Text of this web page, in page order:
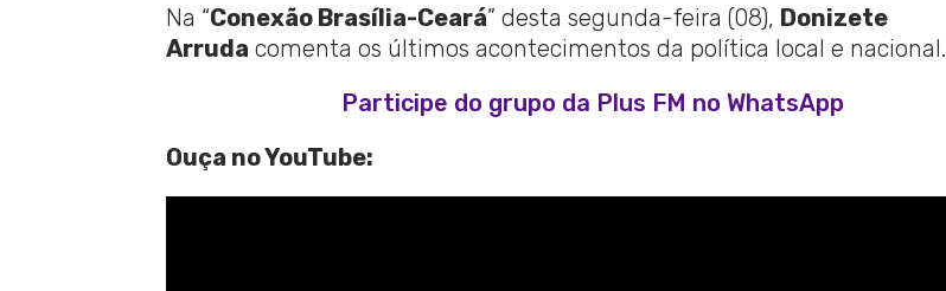
Na “Conexão Brasília-Ceará” desta segunda-feira (08), Donizete
Arruda comenta os últimos acontecimentos da política local e nacional.
Participe do grupo da Plus FM no WhatsApp
Ouça no YouTube: